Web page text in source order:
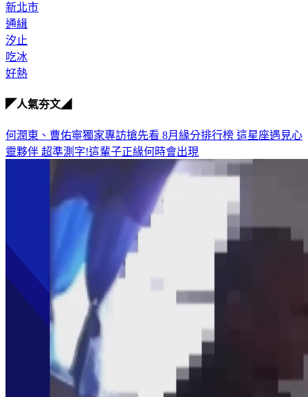
新北市
通緝
汐止
吃冰
好熱
◤人氣夯文◢
何潤東、曹佑寧獨家專訪搶先看 8月緣分排行榜 這星座遇見心
靈夥伴 超準測字!這輩子正緣何時會出現